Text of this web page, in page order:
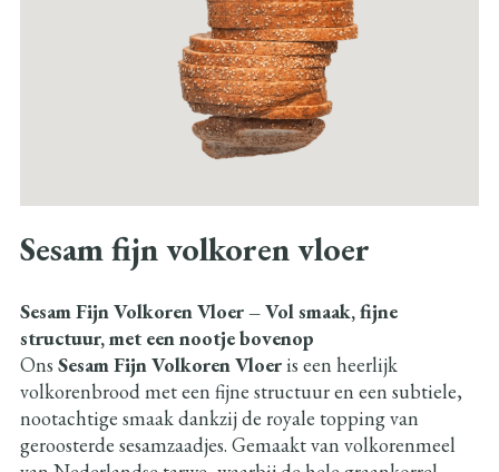
Sesam fijn volkoren vloer
Sesam Fijn Volkoren Vloer – Vol smaak, fijne
structuur, met een nootje bovenop
Ons Sesam Fijn Volkoren Vloeris een heerlijk
volkorenbrood met een fijne structuur en een subtiele,
nootachtige smaak dankzij de royale topping van
geroosterde sesamzaadjes. Gemaakt van volkorenmeel